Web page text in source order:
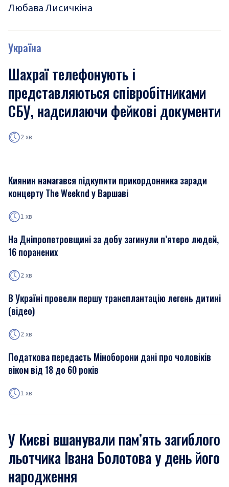
Любава Лисичкіна
Україна
Шахраї телефонують і
представляються співробітниками
СБУ, надсилаючи фейкові документи
2 хв
Киянин намагався підкупити прикордонника заради
концерту The Weeknd у Варшаві
1 хв
На Дніпропетровщині за добу загинули п’ятеро людей,
16 поранених
2 хв
В Україні провели першу трансплантацію легень дитині
(відео)
2 хв
Податкова передасть Міноборони дані про чоловіків
віком від 18 до 60 років
1 хв
У Києві вшанували пам’ять загиблого
льотчика Івана Болотова у день його
народження